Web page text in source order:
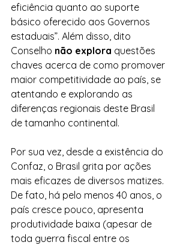
eficiência quanto ao suporte
básico oferecido aos Governos
estaduais”. Além disso, dito
Conselho não explora questões
chaves acerca de como promover
maior competitividade ao país, se
atentando e explorando as
diferenças regionais deste Brasil
de tamanho continental.
Por sua vez, desde a existência do
Confaz, o Brasil grita por ações
mais eficazes de diversos matizes.
De fato, há pelo menos 40 anos, o
país cresce pouco, apresenta
produtividade baixa (apesar de
toda guerra fiscal entre os